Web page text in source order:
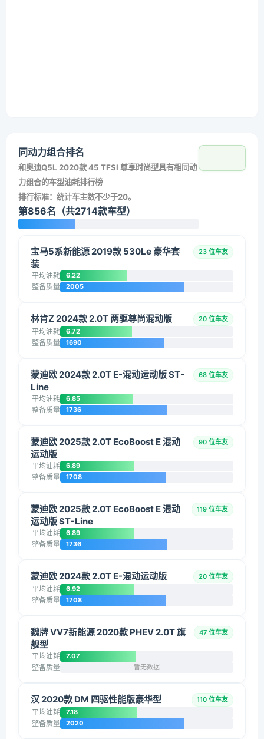
同动力组合排名
和奥迪Q5L 2020款 45 TFSI 尊享时尚型具有相同动
力组合的车型油耗排行榜
排行标准：统计车主数不少于20。
第856名（共2714款车型）
宝马5系新能源 2019款 530Le 豪华套
装
23 位车友
平均油耗 6.22
整备质量 2005
林肯Z 2024款 2.0T 两驱尊尚混动版 20 位车友
平均油耗 6.72
整备质量 1690
蒙迪欧 2024款 2.0T E-混动运动版 ST-
Line
68 位车友
平均油耗 6.85
整备质量 1736
蒙迪欧 2025款 2.0T EcoBoost E 混动
运动版
90 位车友
平均油耗 6.89
整备质量 1708
蒙迪欧 2025款 2.0T EcoBoost E 混动
运动版 ST-Line
119 位车友
平均油耗 6.89
整备质量 1736
蒙迪欧 2024款 2.0T E-混动运动版 20 位车友
平均油耗 6.92
整备质量 1708
魏牌 VV7新能源 2020款 PHEV 2.0T 旗
舰型
47 位车友
平均油耗 7.07
整备质量 暂无数据
汉 2020款 DM 四驱性能版豪华型 110 位车友
平均油耗 7.18
整备质量 2020